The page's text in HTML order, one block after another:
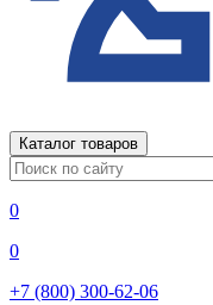
Каталог товаров
0
0
+7 (800) 300-62-06